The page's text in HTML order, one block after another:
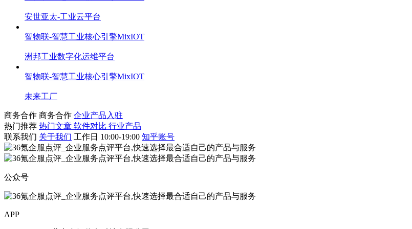
安世亚太-工业云平台
智物联-智慧工业核心引擎MixIOT
洲邦工业数字化运维平台
智物联-智慧工业核心引擎MixIOT
未来工厂
商务合作 商务合作 企业产品入驻
热门推荐 热门文章 软件对比 行业产品
联系我们 关于我们 工作日 10:00-19:00 知乎账号
公众号
APP